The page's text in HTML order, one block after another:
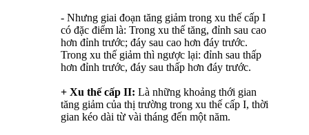
- Nhưng giai đoạn tăng giảm trong xu thế cấp I
có đặc điểm là: Trong xu thế tăng, đỉnh sau cao
hơn đỉnh trước; đáy sau cao hơn đáy trước.
Trong xu thế giảm thì ngược lại: đỉnh sau thấp
hơn đỉnh trước, đáy sau thấp hơn đáy trước.
+ Xu thế cấp II: Là những khoảng thới gian
tăng giảm của thị trường trong xu thế cấp I, thời
gian kéo dài từ vài tháng đến một năm.